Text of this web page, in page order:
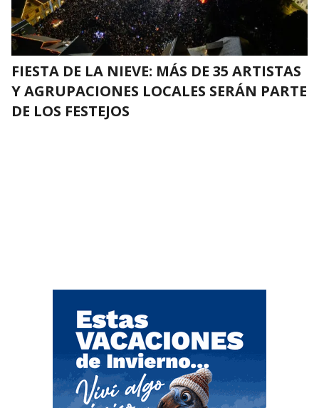
FIESTA DE LA NIEVE: MÁS DE 35 ARTISTAS
Y AGRUPACIONES LOCALES SERÁN PARTE
DE LOS FESTEJOS